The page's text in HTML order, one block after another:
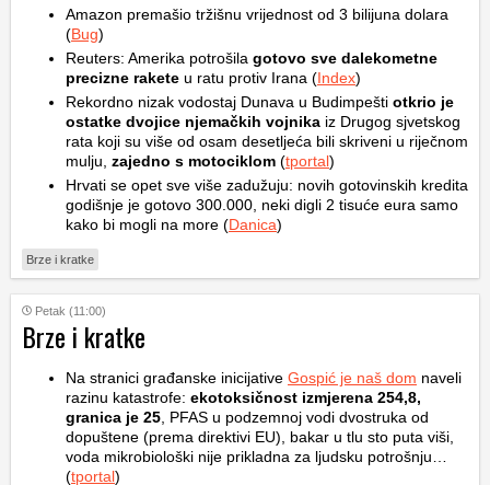
Amazon premašio tržišnu vrijednost od 3 bilijuna dolara
(Bug)
Reuters: Amerika potrošila gotovo sve dalekometne
precizne rakete u ratu protiv Irana (Index)
Rekordno nizak vodostaj Dunava u Budimpešti otkrio je
ostatke dvojice njemačkih vojnika iz Drugog sjvetskog
rata koji su više od osam desetljeća bili skriveni u riječnom
mulju, zajedno s motociklom (tportal)
Hrvati se opet sve više zadužuju: novih gotovinskih kredita
godišnje je gotovo 300.000, neki digli 2 tisuće eura samo
kako bi mogli na more (Danica)
Brze i kratke
Petak (11:00)
Brze i kratke
Na stranici građanske inicijative Gospić je naš dom naveli
razinu katastrofe: ekotoksičnost izmjerena 254,8,
granica je 25 , PFAS u podzemnoj vodi dvostruka od
dopuštene (prema direktivi EU), bakar u tlu sto puta viši,
voda mikrobiološki nije prikladna za ljudsku potrošnju…
(tportal)